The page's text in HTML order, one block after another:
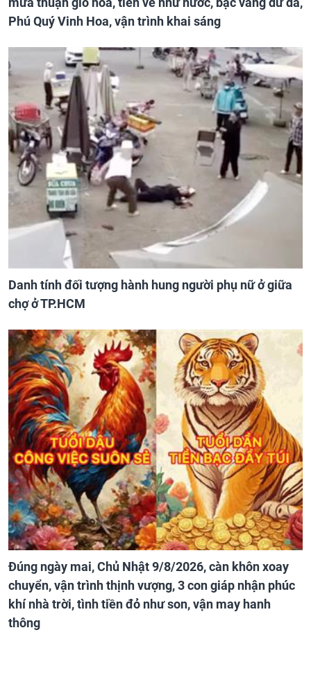
Phú Quý Vinh Hoa, vận trình khai sáng
Danh tính đối tượng hành hung người phụ nữ ở giữa
chợ ở TP.HCM
Đúng ngày mai, Chủ Nhật 9/8/2026, càn khôn xoay
chuyển, vận trình thịnh vượng, 3 con giáp nhận phúc
khí nhà trời, tình tiền đỏ như son, vận may hanh
thông